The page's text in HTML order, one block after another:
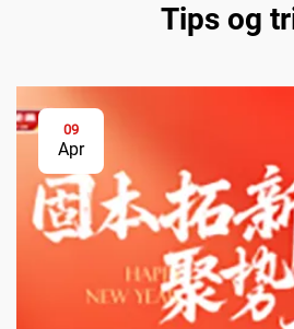
Tips og
09
Apr